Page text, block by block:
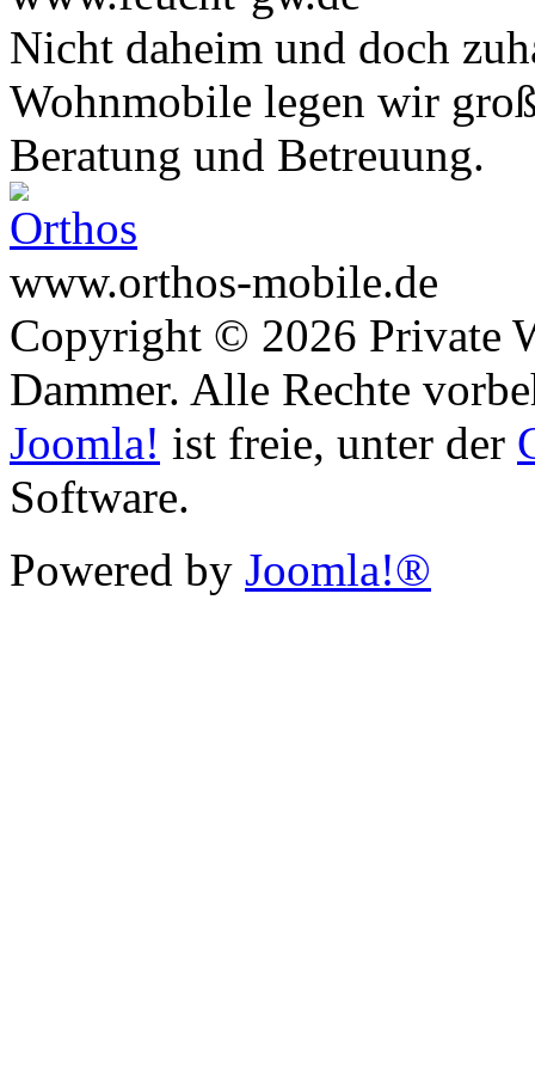
Nicht daheim und doch
Wohnmobile legen wir
Beratung und Betreuung.
www.orthos-mobile.de
Copyright © 2026 Private
Dammer. Alle Rechte
Joomla! ist freie, unter der
Software.
Powered by Joomla!®